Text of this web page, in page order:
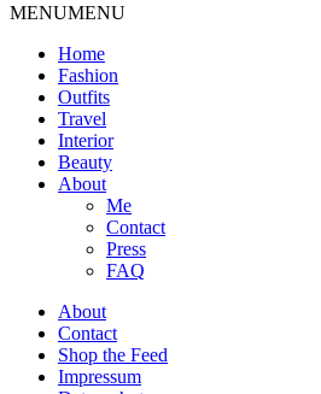
MENUMENU
Home
Fashion
Outfits
Travel
Interior
Beauty
About
Me
Contact
Press
FAQ
About
Contact
Shop the Feed
Impressum